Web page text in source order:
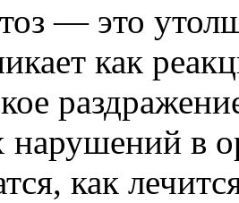
— это
как
нарушений в
как